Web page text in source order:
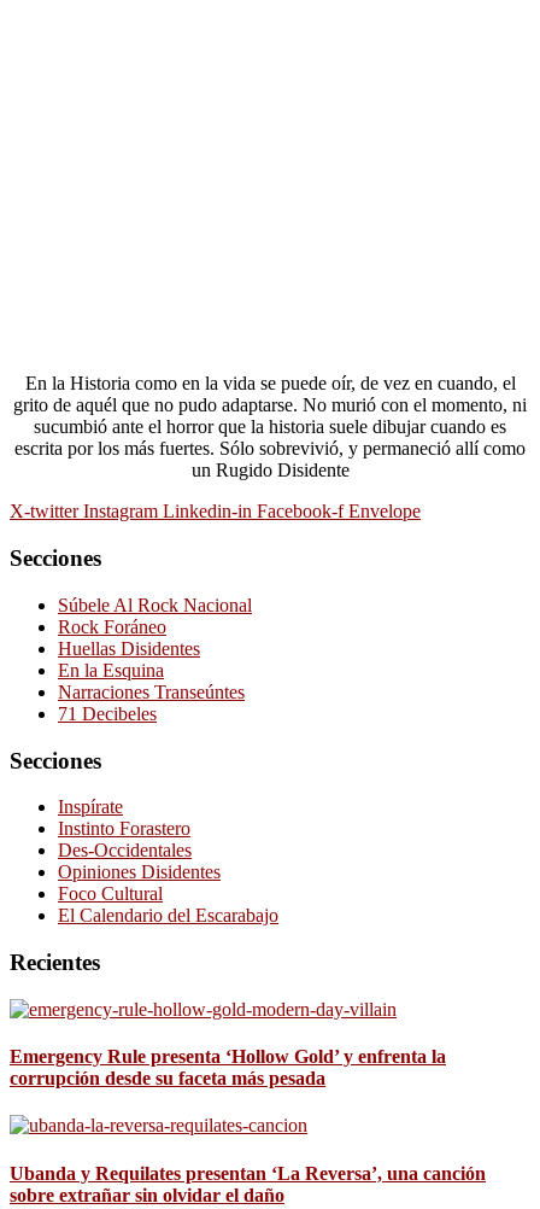
En la Historia como en la vida se puede oír, de vez en cuando, el
grito de aquél que no pudo adaptarse. No murió con el momento, ni
sucumbió ante el horror que la historia suele dibujar cuando es
escrita por los más fuertes. Sólo sobrevivió, y permaneció allí como
un Rugido Disidente
X-twitter Instagram Linkedin-in Facebook-f Envelope
Secciones
Súbele Al Rock Nacional
Rock Foráneo
Huellas Disidentes
En la Esquina
Narraciones Transeúntes
71 Decibeles
Secciones
Inspírate
Instinto Forastero
Des-Occidentales
Opiniones Disidentes
Foco Cultural
El Calendario del Escarabajo
Recientes
Emergency Rule presenta ‘Hollow Gold’ y enfrenta la
corrupción desde su faceta más pesada
Ubanda y Requilates presentan ‘La Reversa’, una canción
sobre extrañar sin olvidar el daño